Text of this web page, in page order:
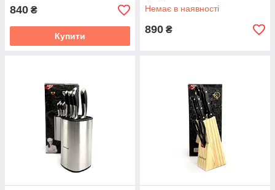
840 ₴
Купити
ножицями. Чёрный (HR630-
1)
Немає в наявності
890 ₴